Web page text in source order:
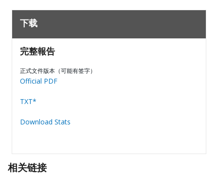
下载
完整報告
正式文件版本（可能有签字）
Official PDF
TXT*
Download Stats
相关链接